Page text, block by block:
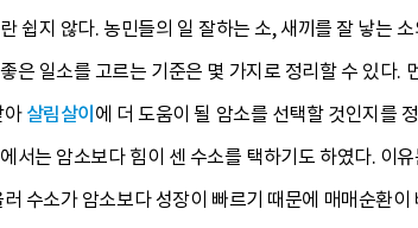
쉽지 않다. 농민들의 일 잘하는 소, 새끼를 잘 낳는
은 일소를 고르는 기준은 몇 가지로 정리할 수 있다
아살림살이에 더 도움이 될 암소를 선택할 것인지를
서는 암소보다 힘이 센 수소를 택하기도 하였다. 이
수소가 암소보다 성장이 빠르기 때문에 매매순환